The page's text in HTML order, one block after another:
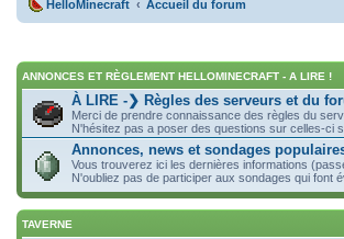
HelloMinecraft Accueil du forum
ANNONCES ET RÈGLEMENT HELLOMINECRAFT - A LIRE !
À LIRE -❯ Règles des serveurs et du
Merci de prendre connaissance des règles du
N'hésitez pas a poser des questions sur celles-ci
Annonces, news et sondages
Vous trouverez ici les dernières informations
N'oubliez pas de participer aux sondages qui font
TAVERNE